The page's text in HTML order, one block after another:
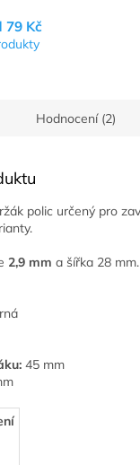
79 Kč
Hodnocení (2)
polic určený pro
2,9 mm a šířka 28 mm.
45 mm